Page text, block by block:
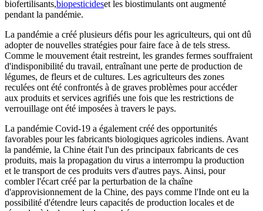
biofertilisants,biopesticideset les biostimulants ont augmenté
pendant la pandémie.
La pandémie a créé plusieurs défis pour les agriculteurs, qui ont dû
adopter de nouvelles stratégies pour faire face à de tels stress.
Comme le mouvement était restreint, les grandes fermes souffraient
d'indisponibilité du travail, entraînant une perte de production de
légumes, de fleurs et de cultures. Les agriculteurs des zones
reculées ont été confrontés à de graves problèmes pour accéder
aux produits et services agrifiés une fois que les restrictions de
verrouillage ont été imposées à travers le pays.
La pandémie Covid-19 a également créé des opportunités
favorables pour les fabricants biologiques agricoles indiens. Avant
la pandémie, la Chine était l'un des principaux fabricants de ces
produits, mais la propagation du virus a interrompu la production
et le transport de ces produits vers d'autres pays. Ainsi, pour
combler l'écart créé par la perturbation de la chaîne
d'approvisionnement de la Chine, des pays comme l'Inde ont eu la
possibilité d'étendre leurs capacités de production locales et de